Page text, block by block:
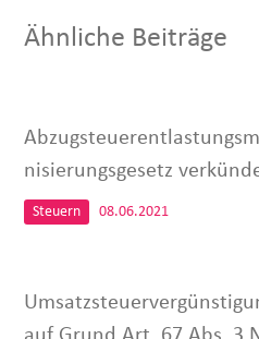
Ähnliche Beiträge
nisierungsgesetz
Steuern 08.06.2021